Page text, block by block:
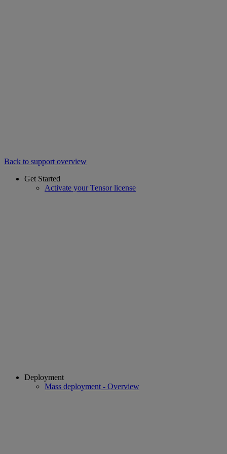
Back to support overview
Get Started
Activate your Tensor license
Deployment
Mass deployment - Overview